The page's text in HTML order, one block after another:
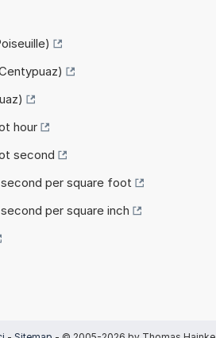
hour
second
per square foot
per square inch